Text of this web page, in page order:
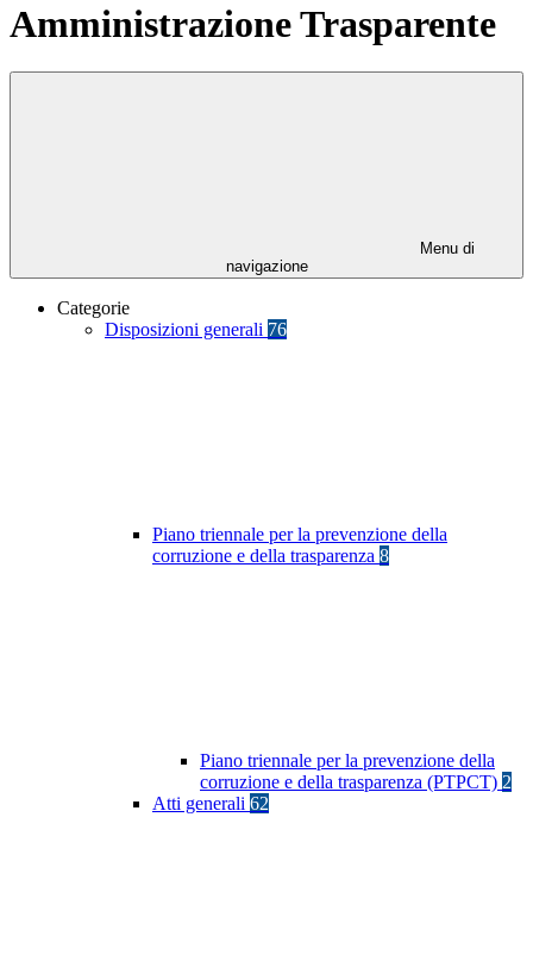
Amministrazione Trasparente
Menu di
navigazione
Categorie
Disposizioni generali 76
Piano triennale per la prevenzione della
corruzione e della trasparenza 8
Piano triennale per la prevenzione della
corruzione e della trasparenza (PTPCT) 2
Atti generali 62